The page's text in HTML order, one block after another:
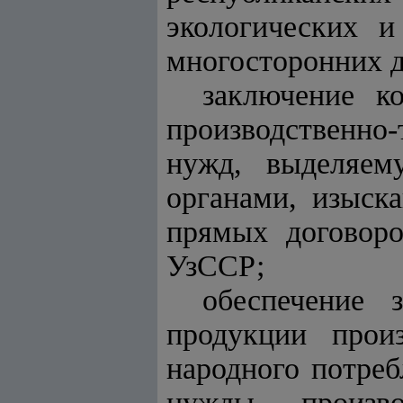
экологических
многосторонних
заключение
нужд,
органами,
прямых
УзССР;
обеспечение
продукции
народного